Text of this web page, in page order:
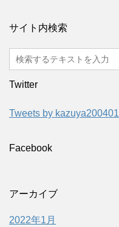
サイト内検索
Twitter
Tweets by kazuya200401
Facebook
アーカイブ
2022年1月